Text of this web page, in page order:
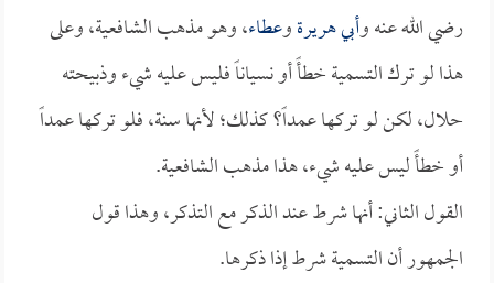
رضي الله عنه وأبي هريرةوعطاء، وهو مذهب الشافعية، وعلى
هذا لو ترك التسمية خطأً أو نسياناً فليس عليه شيء وذبيحته
حلال، لكن لو تركها عمداً؟ كذلك؛ لأنها سنة، فلو تركها عمداً
أو خطأً ليس عليه شيء، هذا مذهب الشافعية.
القول الثاني: أنها شرط عند الذكر مع التذكر، وهذا قول
الجمهور أن التسمية شرط إذا ذكرها.